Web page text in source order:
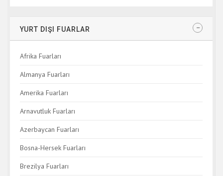
YURT DIŞI FUARLAR
Afrika Fuarları
Almanya Fuarları
Amerika Fuarları
Arnavutluk Fuarları
Azerbaycan Fuarları
Bosna-Hersek Fuarları
Brezilya Fuarları